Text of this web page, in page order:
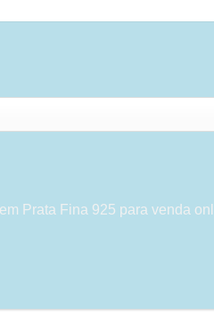
Prata Fina 925 para venda